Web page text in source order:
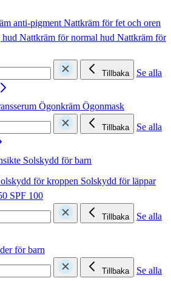
anti-pigmentNattkräm för fet och oren
hud Nattkräm för normal hud Nattkräm för
Tillbaka
Se alla
Ögonkräm Ögonmask
Tillbaka
Se alla
Solskydd för barn
för kroppen Solskydd för läppar
SPF 100
Tillbaka
Se alla
för barn
Tillbaka
Se alla